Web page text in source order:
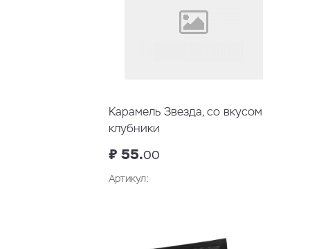
Карамель Звезда, со вкусом
клубники
₽ 55.00
Артикул: